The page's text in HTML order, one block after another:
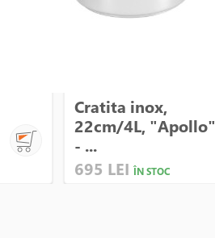
Cratita inox,
22cm/4L, "Apollo"
- ...
695 LEI ÎN STOC